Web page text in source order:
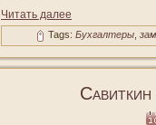
Читать далее
Tags: Бухгалтеры,